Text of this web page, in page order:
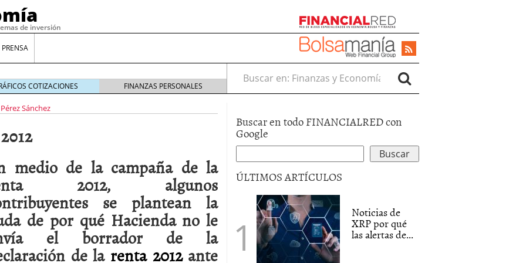
de inversión
¿Por qué el Préstamo Promotor privado
12 de diciembre de 2025
aprovechar esta opción para gestionar tus
de 2025
es una decisión financiera: cómo anticiparte
COTIZACIONES FINANZAS PERSONALES
Buscar en:
Sánchez
medio de la campaña de la
2012, algunos
se plantean la
de por qué Hacienda no le
el borrador de la
de la renta 2012ante
Buscar en todo FINANCIALRED con
Google
ÚLTIMOS ARTÍCULOS
Noticias de
XRP por qué
las alertas de...